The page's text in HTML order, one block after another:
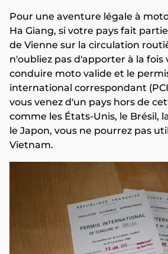
Pour une aventure légale à
Ha Giang, si votre pays fait
de Vienne sur la circulation
n'oubliez pas d'apporter à la fois
conduire moto valide et le
international correspondant
vous venez d'un pays hors de
comme les États-Unis, le Brésil,
le Japon, vous ne pourrez pas
Vietnam.